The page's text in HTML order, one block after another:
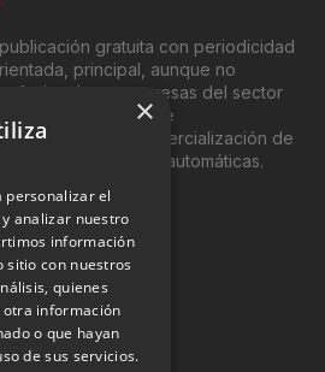
gratuita con periodicidad
principal, aunque no
y empresas del sector
con el que se conoce
a la comercialización de
de máquinas automáticas.
×
personalizar el
analizar nuestro
información
sitio con nuestros
quienes
información
o que hayan
de sus servicios.